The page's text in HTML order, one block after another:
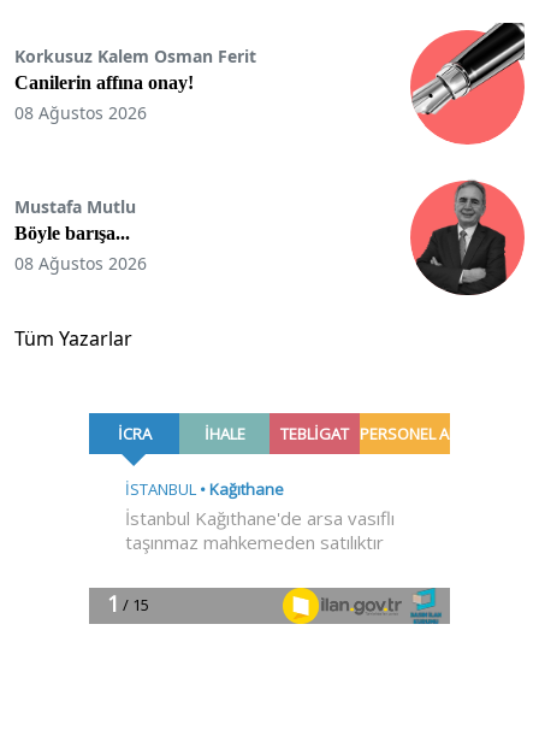
Korkusuz Kalem Osman Ferit
Canilerin affına onay!
08 Ağustos 2026
Mustafa Mutlu
Böyle barışa...
08 Ağustos 2026
Tüm Yazarlar